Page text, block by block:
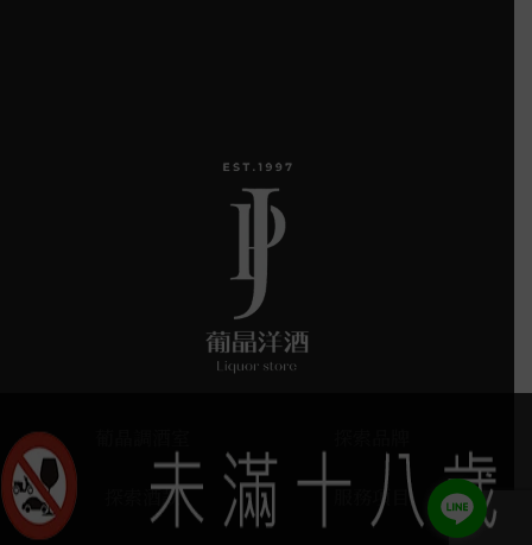
探索酒款 服務項目